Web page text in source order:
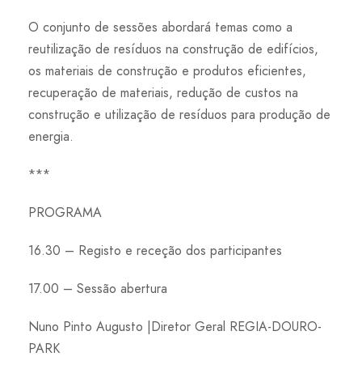
O conjunto de sessões abordará temas como a
reutilização de resíduos na construção de edifícios,
os materiais de construção e produtos eficientes,
recuperação de materiais, redução de custos na
construção e utilização de resíduos para produção de
energia.
***
PROGRAMA
16.30 – Registo e receção dos participantes
17.00 – Sessão abertura
Nuno Pinto Augusto |Diretor Geral REGIA-DOURO-
PARK